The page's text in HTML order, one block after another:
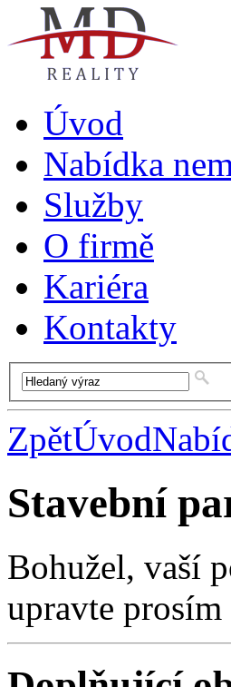
Úvod
Nabídka
Služby
O firmě
Kariéra
Kontakty
ZpětÚvod
Stavební
Bohužel, vaší
upravte